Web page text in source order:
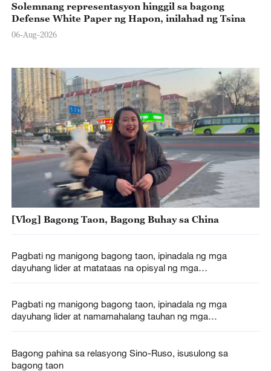
Solemnang representasyon hinggil sa bagong
Defense White Paper ng Hapon, inilahad ng Tsina
06-Aug-2026
[Vlog] Bagong Taon, Bagong Buhay sa China
Pagbati ng manigong bagong taon, ipinadala ng mga
dayuhang lider at matataas na opisyal ng mga
Pagbati ng manigong bagong taon, ipinadala ng mga
dayuhang lider at namamahalang tauhan ng mga
Bagong pahina sa relasyong Sino-Ruso, isusulong sa
bagong taon